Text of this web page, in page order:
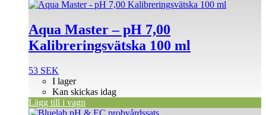
Aqua Master – pH 7,00
Kalibreringsvätska 100 ml
53 SEK
I lager
Kan skickas idag
Lägg till i vagn